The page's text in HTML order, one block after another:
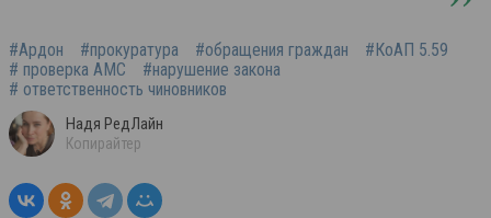
#Ардон #прокуратура #обращения граждан
#КоАП 5.59
# проверка АМС
#нарушение закона
# ответственность чиновников
Надя РедЛайн
Копирайтер